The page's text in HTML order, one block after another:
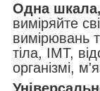
Одна
виміряйте
вимірювань
тіла, ІМТ,
організмі,